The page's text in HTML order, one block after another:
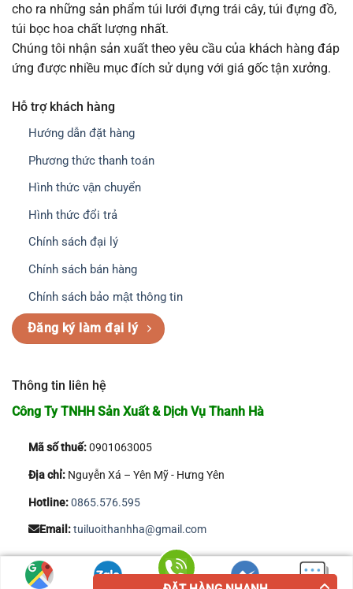
cho ra những sản phẩm túi lưới đựng trái cây, túi đựng đồ,
túi bọc hoa chất lượng nhất.
Chúng tôi nhận sản xuất theo yêu cầu của khách hàng đáp
ứng được nhiều mục đích sử dụng với giá gốc tận xưởng.
Hỗ trợ khách hàng
Hướng dẫn đặt hàng
Phương thức thanh toán
Hình thức vận chuyển
Hình thức đổi trả
Chính sách đại lý
Chính sách bán hàng
Chính sách bảo mật thông tin
Đăng ký làm đại lý
Thông tin liên hệ
Công Ty TNHH Sản Xuất & Dịch Vụ Thanh Hà
Mã số thuế:0901063005
Địa chỉ:Nguyễn Xá – Yên Mỹ - Hưng Yên
Hotline:0865.576.595
Email:tuiluoithanhha@gmail.com
Copyright 2026 © Công Ty TNHH Sản Xuất & Dịch Vụ Thanh Hà